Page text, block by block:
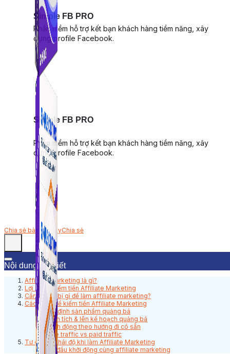
Simple FB PRO
Phần mềm hỗ trợ kết bạn khách hàng tiềm năng, xây
dựng profile Facebook.
Simple FB PRO
Phần mềm hỗ trợ kết bạn khách hàng tiềm năng, xây
dựng profile Facebook.
Chia sẻ bài viết nàyChia sẻ
Nội dung bài viết
Affiliate Marketing là gì?
Lợi ích từ kiếm tiền Affiliate Marketing
Cần chuản bị gì để làm affiliate marketing?
Các bước để kiếm tiền Affiliate Marketing
Xác định sản phẩm quảng bá
Phân tích & lên kế hoạch quảng bá
Hành động theo hướng đi có sẵn
Free traffic vs paid traffic
Tư duy và thái độ khi làm Affiliate Marketing
Bắt đầu khởi động cùng affiliate marketing